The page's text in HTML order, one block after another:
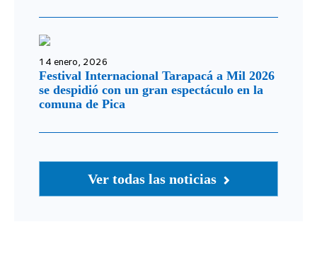
14 enero, 2026
Festival Internacional Tarapacá a Mil 2026
se despidió con un gran espectáculo en la
comuna de Pica
Ver todas las noticias